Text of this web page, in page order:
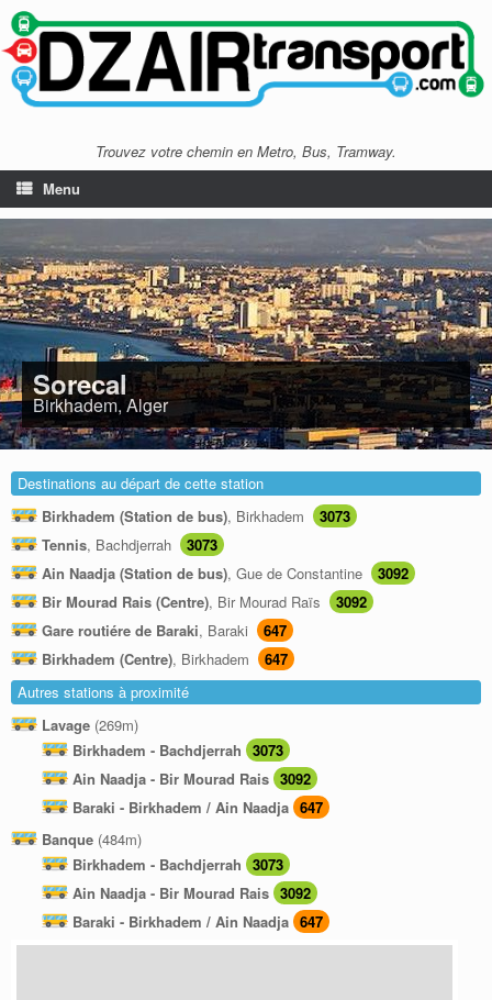
Trouvez votre chemin en Metro, Bus, Tramway.
Menu
Sorecal
Birkhadem, Alger
Destinations au départ de cette station
Birkhadem (Station de bus), Birkhadem
3073
Tennis, Bachdjerrah
3073
Ain Naadja (Station de bus), Gue de Constantine
3092
Bir Mourad Rais (Centre), Bir Mourad Raïs
3092
Gare routiére de Baraki, Baraki
647
Birkhadem (Centre), Birkhadem
647
Autres stations à proximité
Lavage (269m)
Birkhadem - Bachdjerrah 3073
Ain Naadja - Bir Mourad Rais 3092
Baraki - Birkhadem / Ain Naadja 647
Banque (484m)
Birkhadem - Bachdjerrah 3073
Ain Naadja - Bir Mourad Rais 3092
Baraki - Birkhadem / Ain Naadja 647